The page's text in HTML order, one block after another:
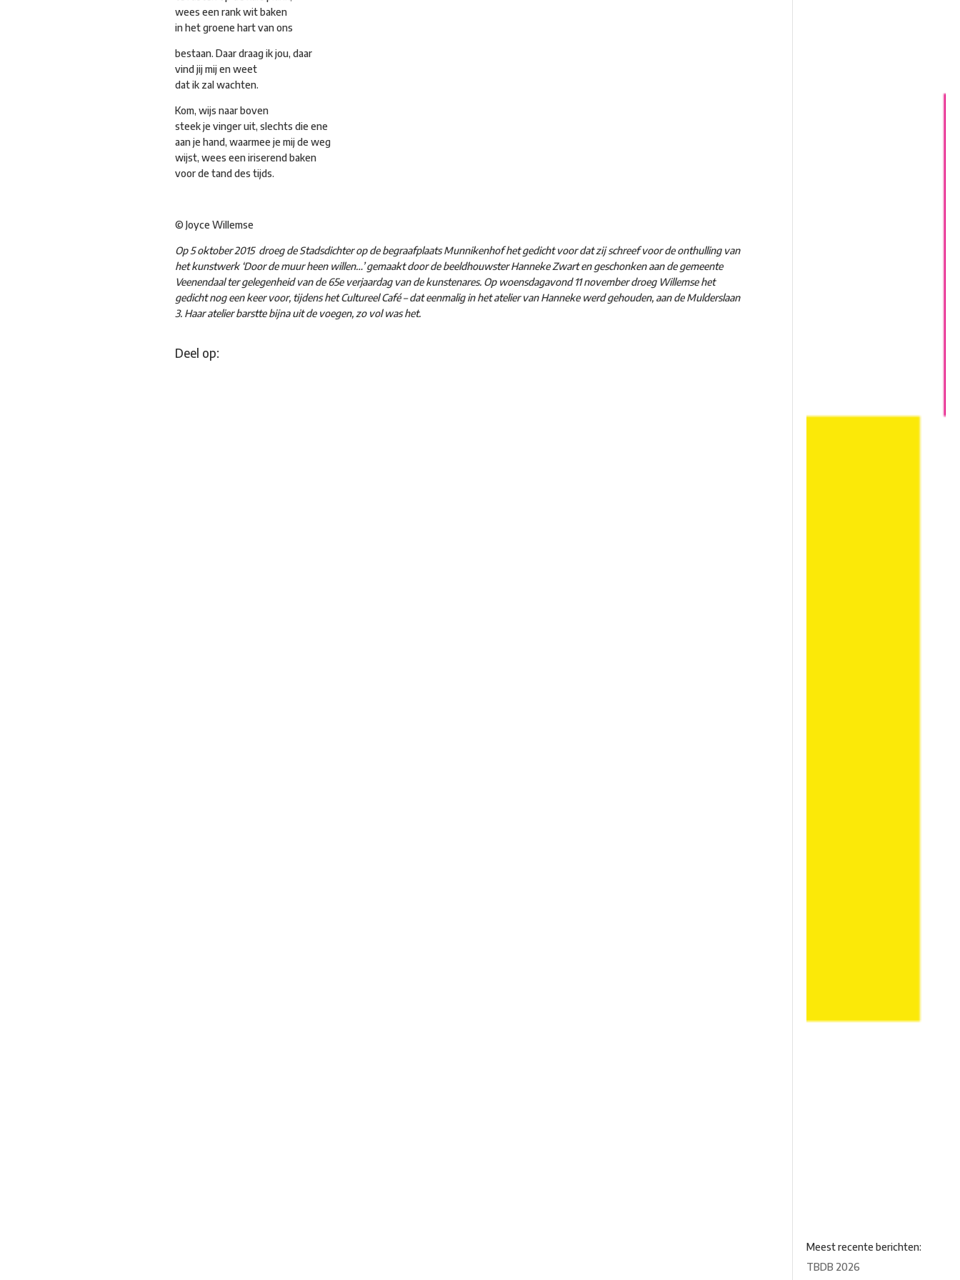
wees een rank wit baken
in het groene hart van ons
bestaan. Daar draag ik jou, daar
vind jij mij en weet
dat ik zal wachten.
Kom, wijs naar boven
steek je vinger uit, slechts die ene
aan je hand, waarmee je mij de weg
wijst, wees een iriserend baken
voor de tand des tijds.
© Joyce Willemse
Op 5 oktober 2015 droeg de Stadsdichter op de begraafplaats Munnikenhof het gedicht voor dat zij schreef voor de onthulling van
het kunstwerk ‘Door de muur heen willen…’ gemaakt door de beeldhouwster Hanneke Zwart en geschonken aan de gemeente
Veenendaal ter gelegenheid van de 65e verjaardag van de kunstenares. Op woensdagavond 11 november droeg Willemse het
gedicht nog een keer voor, tijdens het Cultureel Café – dat eenmalig in het atelier van Hanneke werd gehouden, aan de Mulderslaan
3. Haar atelier barstte bijna uit de voegen, zo vol was het.
Deel op:
Meest recente berichten:
TBDB 2026